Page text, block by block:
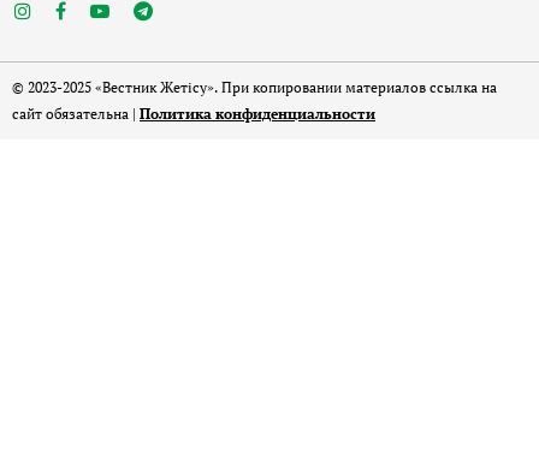
© 2023-2025 «Вестник Жетісу». При копировании материалов ссылка на
сайт обязательна | Политика конфиденциальности